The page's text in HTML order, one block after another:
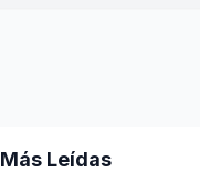
Más Leídas